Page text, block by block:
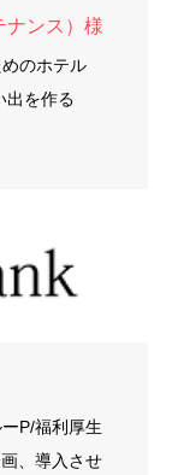
ナンス）様
のホテル
出を作る
P/福利厚生
、導入させ